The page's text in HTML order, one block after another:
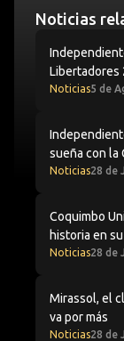
Noticias
Libertadores
Noticias5 de
sueña con la
Noticias28 de
Coquimbo
historia en
Noticias28 de
Mirassol, el
va por más
Noticias28 de